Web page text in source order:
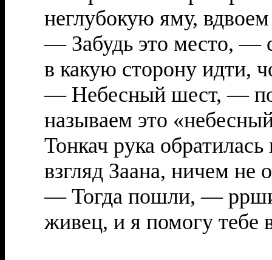
неглубокую яму,
— Забудь это место, —
в какую сторону идти,
— Небесный шест, —
называем это
Тонкач рука
взгляд Заана, ничем не
— Тогда пошли, —
живец, и я помогу тебе